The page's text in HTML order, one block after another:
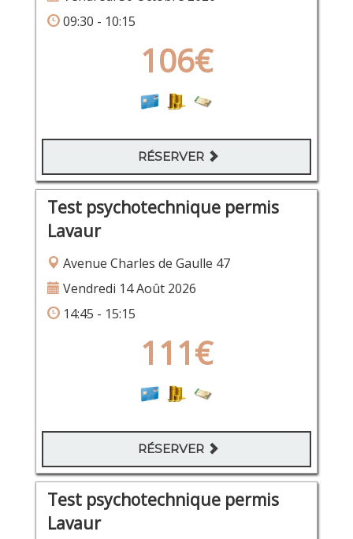
09:30 - 10:15
106€
RÉSERVER
Test psychotechnique permis
Lavaur
Avenue Charles de Gaulle 47
Vendredi 14 Août 2026
14:45 - 15:15
111€
RÉSERVER
Test psychotechnique permis
Lavaur